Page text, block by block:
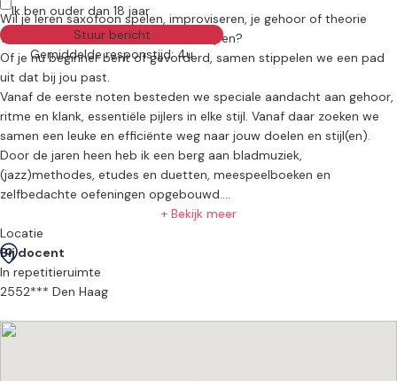
Ik ben ouder dan 18 jaar
Stuur bericht
Gemiddelde responstijd: 4u
Wil je leren saxofoon spelen, improviseren, je gehoor of theorie
verbeteren of muzikaal verder verdiepen?
Of je nu beginner bent of gevorderd, samen stippelen we een pad
uit dat bij jou past.
Vanaf de eerste noten besteden we speciale aandacht aan gehoor,
ritme en klank, essentiële pijlers in elke stijl. Vanaf daar zoeken we
samen een leuke en efficiënte weg naar jouw doelen en stijl(en).
Door de jaren heen heb ik een berg aan bladmuziek,
(jazz)methodes, etudes en duetten, meespeelboeken en
zelfbedachte oefeningen opgebouwd.
Ik geef momenteel les op een locatie in Loosduinen, eventuele
andere locatie in overleg.
Aarzel niet om contact op te nemen als je meer wilt weten of
meteen wilt beginnen!
--------------------------------------------------------
+ Bekijk meer
Locatie
Bij docent
In repetitieruimte
2552*** Den Haag